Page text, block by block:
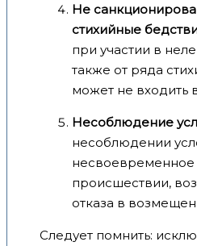
Не
стихийные
при участии в
также от ряда
может не входить
Несоблюдение
несоблюдении
происшествии,
отказа в
Следует помнить: